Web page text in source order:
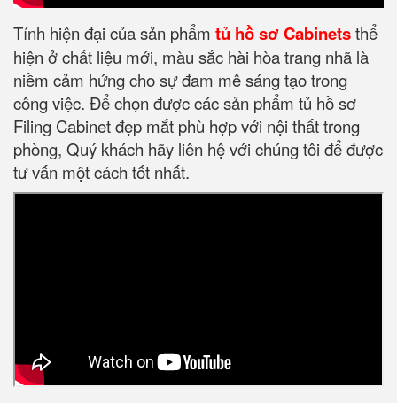
Tính hiện đại của sản phẩm tủ hồ sơ Cabinetsthể
hiện ở chất liệu mới, màu sắc hài hòa trang nhã là
niềm cảm hứng cho sự đam mê sáng tạo trong
công việc. Để chọn được các sản phẩm tủ hồ sơ
Filing Cabinet đẹp mắt phù hợp với nội thất trong
phòng, Quý khách hãy liên hệ với chúng tôi để được
tư vấn một cách tốt nhất.